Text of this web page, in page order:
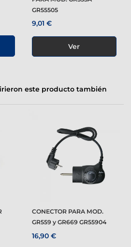
GR55505
9,01 €
Ver
este producto también
CONECTOR PARA MOD.
GR559 y GR669 GR55904
16,90 €